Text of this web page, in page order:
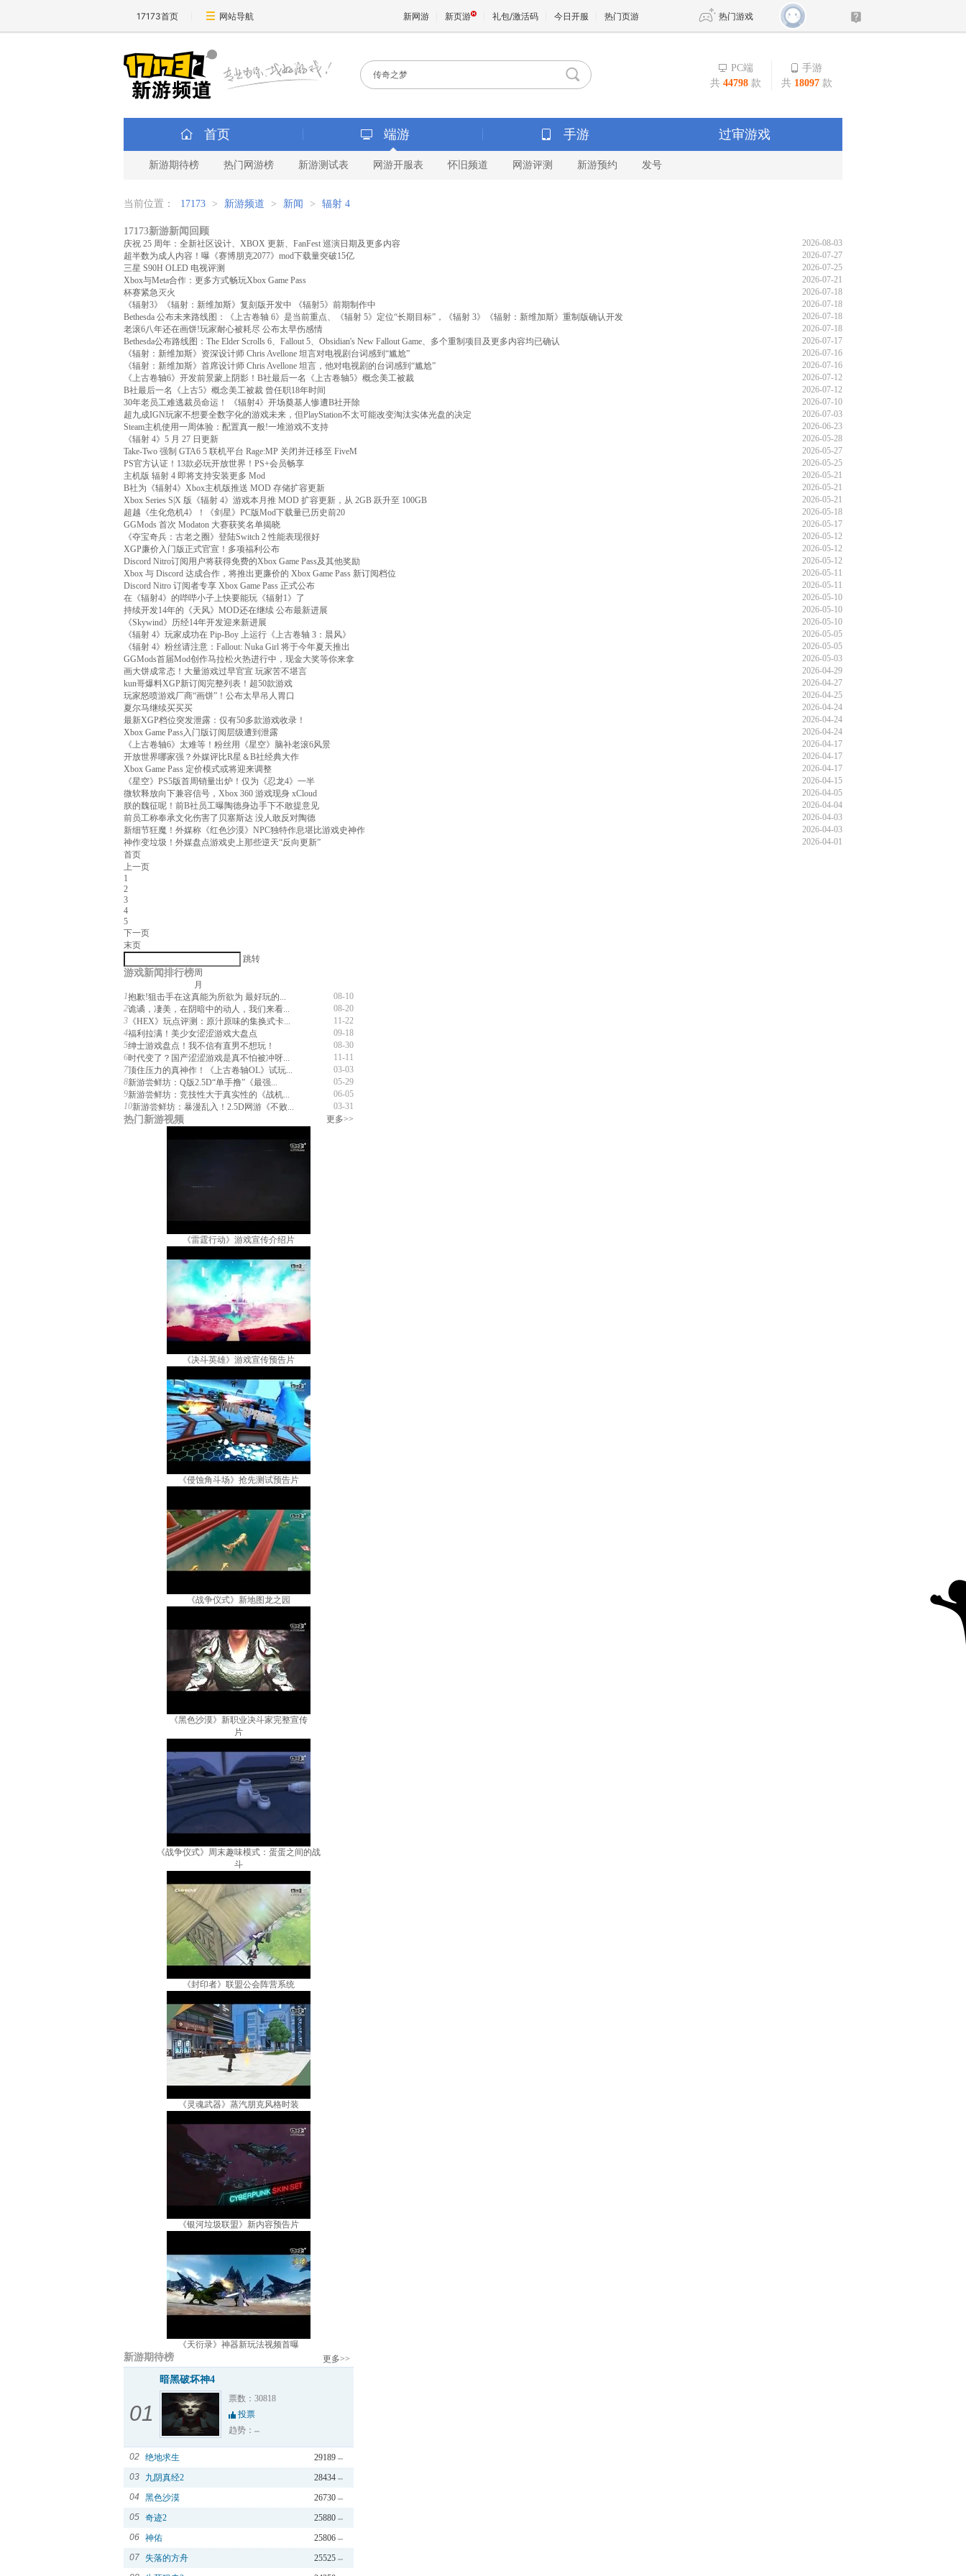
17173首页 网站导航 新网游 新页游 礼包/激活码 今日开服 热门页游 热门游戏
传奇4
新天龙八部
王权与自由
PC端
共 44798 款
手游
共 18097 款
首页 端游 手游 过审游戏
新游期待榜 热门网游榜 新游测试表 网游开服表 怀旧频道 网游评测 新游预约 发号
当前位置： 17173 > 新游频道 > 新闻 > 辐射 4
17173新游新闻回顾
2026-08-03
庆祝 25 周年：全新社区设计、XBOX 更新、FanFest 巡演日期及更多内容
2026-07-27
超半数为成人内容！曝《赛博朋克2077》mod下载量突破15亿
2026-07-25
三星 S90H OLED 电视评测
2026-07-21
Xbox与Meta合作：更多方式畅玩Xbox Game Pass
2026-07-18
杯赛紧急灭火
2026-07-18
《辐射3》《辐射：新维加斯》复刻版开发中 《辐射5》前期制作中
2026-07-18
Bethesda 公布未来路线图：《上古卷轴 6》是当前重点、《辐射 5》定位“长期目标”，《辐射 3》《辐射：新维加斯》重制版确认开发
2026-07-18
老滚6八年还在画饼!玩家耐心被耗尽 公布太早伤感情
2026-07-17
Bethesda公布路线图：The Elder Scrolls 6、Fallout 5、Obsidian's New Fallout Game、多个重制项目及更多内容均已确认
2026-07-16
《辐射：新维加斯》资深设计师 Chris Avellone 坦言对电视剧台词感到“尴尬”
2026-07-16
《辐射：新维加斯》首席设计师 Chris Avellone 坦言，他对电视剧的台词感到“尴尬”
2026-07-12
《上古卷轴6》开发前景蒙上阴影！B社最后一名《上古卷轴5》概念美工被裁
2026-07-12
B社最后一名《上古5》概念美工被裁 曾任职18年时间
2026-07-10
30年老员工难逃裁员命运！ 《辐射4》开场奠基人惨遭B社开除
2026-07-03
超九成IGN玩家不想要全数字化的游戏未来，但PlayStation不太可能改变淘汰实体光盘的决定
2026-06-23
Steam主机使用一周体验：配置真一般!一堆游戏不支持
2026-05-28
《辐射 4》5 月 27 日更新
2026-05-27
Take-Two 强制 GTA6 5 联机平台 Rage:MP 关闭并迁移至 FiveM
2026-05-25
PS官方认证！13款必玩开放世界！PS+会员畅享
2026-05-21
主机版 辐射 4 即将支持安装更多 Mod
2026-05-21
B社为《辐射4》Xbox主机版推送 MOD 存储扩容更新
2026-05-21
Xbox Series S|X 版《辐射 4》游戏本月推 MOD 扩容更新，从 2GB 跃升至 100GB
2026-05-18
超越《生化危机4》！《剑星》PC版Mod下载量已历史前20
2026-05-17
GGMods 首次 Modaton 大赛获奖名单揭晓
2026-05-12
《夺宝奇兵：古老之圈》登陆Switch 2 性能表现很好
2026-05-12
XGP廉价入门版正式官宣！多项福利公布
2026-05-12
Discord Nitro订阅用户将获得免费的Xbox Game Pass及其他奖励
2026-05-11
Xbox 与 Discord 达成合作，将推出更廉价的 Xbox Game Pass 新订阅档位
2026-05-11
Discord Nitro 订阅者专享 Xbox Game Pass 正式公布
2026-05-10
在《辐射4》的哔哔小子上快要能玩《辐射1》了
2026-05-10
持续开发14年的《天风》MOD还在继续 公布最新进展
2026-05-10
《Skywind》历经14年开发迎来新进展
2026-05-05
《辐射 4》玩家成功在 Pip-Boy 上运行《上古卷轴 3：晨风》
2026-05-05
《辐射 4》粉丝请注意：Fallout: Nuka Girl 将于今年夏天推出
2026-05-03
GGMods首届Mod创作马拉松火热进行中，现金大奖等你来拿
2026-04-29
画大饼成常态！大量游戏过早官宣 玩家苦不堪言
2026-04-27
kun哥爆料XGP新订阅完整列表！超50款游戏
2026-04-25
玩家怒喷游戏厂商“画饼”！公布太早吊人胃口
2026-04-24
夏尔马继续买买买
2026-04-24
最新XGP档位突发泄露：仅有50多款游戏收录！
2026-04-24
Xbox Game Pass入门版订阅层级遭到泄露
2026-04-17
《上古卷轴6》太难等！粉丝用《星空》脑补老滚6风景
2026-04-17
开放世界哪家强？外媒评比R星＆B社经典大作
2026-04-17
Xbox Game Pass 定价模式或将迎来调整
2026-04-15
《星空》PS5版首周销量出炉！仅为《忍龙4》一半
2026-04-05
微软释放向下兼容信号，Xbox 360 游戏现身 xCloud
2026-04-04
朕的魏征呢！前B社员工曝陶德身边手下不敢提意见
2026-04-03
前员工称奉承文化伤害了贝塞斯达 没人敢反对陶德
2026-04-03
新细节狂魔！外媒称《红色沙漠》NPC独特作息堪比游戏史神作
2026-04-01
神作变垃圾！外媒盘点游戏史上那些逆天“反向更新”
首页
上一页
1
2
3
4
5
下一页
末页
跳转
游戏新闻排行榜周
月
1
08-10
抱歉!狙击手在这真能为所欲为 最好玩的...
2
08-20
诡谲，凄美，在阴暗中的动人，我们来看...
3
11-22
《HEX》玩点评测：原汁原味的集换式卡...
4
09-18
福利拉满！美少女涩涩游戏大盘点
5
08-30
绅士游戏盘点！我不信有直男不想玩！
6
11-11
时代变了？国产涩涩游戏是真不怕被冲呀...
7
03-03
顶住压力的真神作！《上古卷轴OL》试玩...
8
05-29
新游尝鲜坊：Q版2.5D“单手撸”《最强...
9
06-05
新游尝鲜坊：竞技性大于真实性的《战机...
10
03-31
新游尝鲜坊：暴漫乱入！2.5D网游《不败...
热门新游视频 更多>>
《雷霆行动》游戏宣传介绍片
《决斗英雄》游戏宣传预告片
《侵蚀角斗场》抢先测试预告片
《战争仪式》新地图龙之园
《黑色沙漠》新职业决斗家完整宣传
片
《战争仪式》周末趣味模式：蛋蛋之间的战
斗
《封印者》联盟公会阵营系统
《灵魂武器》蒸汽朋克风格时装
《银河垃圾联盟》新内容预告片
《天衍录》神器新玩法视频首曝
新游期待榜 更多>>
01
暗黑破坏神4
票数：30818
投票
趋势：
02 29189
绝地求生
03
28434
九阴真经2
04
26730
黑色沙漠
05
25880
奇迹2
06
25806
神佑
07
25525
失落的方舟